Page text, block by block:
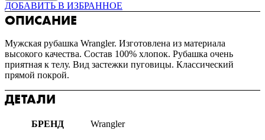
ДОБАВИТЬ В ИЗБРАННОЕ
ОПИСАНИЕ
Мужская рубашка Wrangler. Изготовлена из материала
высокого качества. Состав 100% хлопок. Рубашка очень
приятная к телу. Вид застежки пуговицы. Классический
прямой покрой.
ДЕТАЛИ
БРЕНД Wrangler